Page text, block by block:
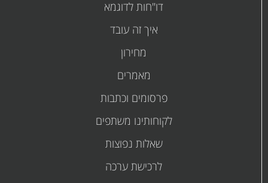
דו"חות לדוגמא
איך זה עובד
מחירון
מאמרים
פרסומים וכתבות
לקוחותינו משתפים
שאלות נפוצות
לרכישת ערכה